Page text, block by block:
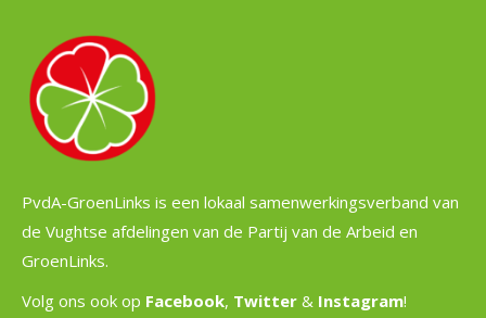
PvdA-GroenLinks is een lokaal samenwerkingsverband van
de Vughtse afdelingen van de Partij van de Arbeid en
GroenLinks.
Volg ons ook op Facebook, Twitter & Instagram!